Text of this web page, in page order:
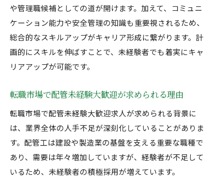
や管理職候補としての道が開けます。加えて、コミュニ
ケーション能力や安全管理の知識も重要視されるため、
総合的なスキルアップがキャリア形成に繋がります。計
画的にスキルを伸ばすことで、未経験者でも着実にキャ
リアアップが可能です。
転職市場で配管未経験大歓迎が求められる理由
転職市場で配管未経験大歓迎求人が求められる背景に
は、業界全体の人手不足が深刻化していることがありま
す。配管工は建設や製造業の基盤を支える重要な職種で
あり、需要は年々増加していますが、経験者が不足して
いるため、未経験者の積極採用が増えています。